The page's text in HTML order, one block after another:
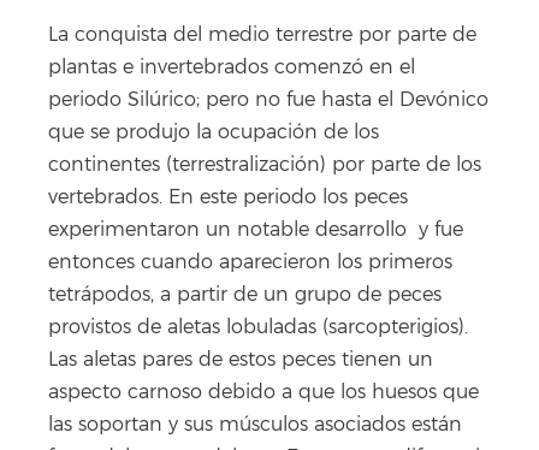
La conquista del medio terrestre por parte de
plantas e invertebrados comenzó en el
periodo Silúrico; pero no fue hasta el Devónico
que se produjo la ocupación de los
continentes (terrestralización) por parte de los
vertebrados. En este periodo los peces
experimentaron un notable desarrollo y fue
entonces cuando aparecieron los primeros
tetrápodos, a partir de un grupo de peces
provistos de aletas lobuladas (sarcopterigios).
Las aletas pares de estos peces tienen un
aspecto carnoso debido a que los huesos que
las soportan y sus músculos asociados están